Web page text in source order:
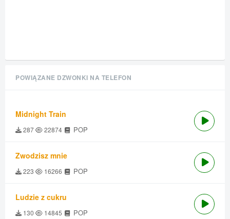
POWIĄZANE DZWONKI NA TELEFON
Midnight Train
287 22874 POP
Zwodzisz mnie
223 16266 POP
Ludzie z cukru
130 14845 POP